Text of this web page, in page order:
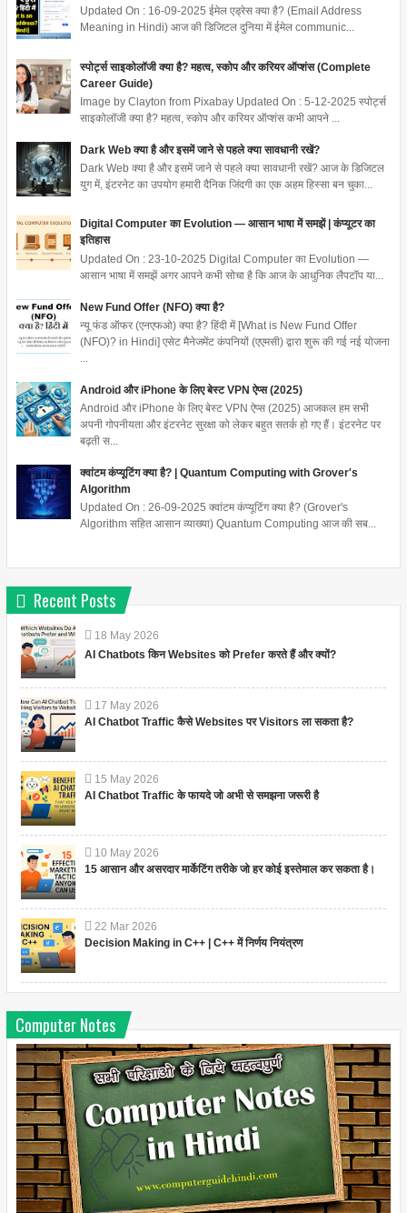
Updated On : 16-09-2025 ईमेल एड्रेस क्या है? (Email Address
Meaning in Hindi) आज की डिजिटल दुनिया में ईमेल communic...
स्पोर्ट्स साइकोलॉजी क्या है? महत्व, स्कोप और करियर ऑप्शंस (Complete
Career Guide)
Image by Clayton from Pixabay Updated On : 5-12-2025 स्पोर्ट्स
साइकोलॉजी क्या है? महत्व, स्कोप और करियर ऑप्शंस कभी आपने ...
Dark Web क्या है और इसमें जाने से पहले क्या सावधानी रखें?
Dark Web क्या है और इसमें जाने से पहले क्या सावधानी रखें? आज के डिजिटल
युग में, इंटरनेट का उपयोग हमारी दैनिक जिंदगी का एक अहम हिस्सा बन चुका...
Digital Computer का Evolution — आसान भाषा में समझें | कंप्यूटर का
इतिहास
Updated On : 23-10-2025 Digital Computer का Evolution —
आसान भाषा में समझें अगर आपने कभी सोचा है कि आज के आधुनिक लैपटॉप या...
New Fund Offer (NFO) क्या है?
न्यू फंड ऑफर (एनएफओ) क्या है? हिंदी में [What is New Fund Offer
(NFO)? in Hindi] एसेट मैनेजमेंट कंपनियों (एएमसी) द्वारा शुरू की गई नई योजना
...
Android और iPhone के लिए बेस्ट VPN ऐप्स (2025)
Android और iPhone के लिए बेस्ट VPN ऐप्स (2025) आजकल हम सभी
अपनी गोपनीयता और इंटरनेट सुरक्षा को लेकर बहुत सतर्क हो गए हैं। इंटरनेट पर
बढ़ती स...
क्वांटम कंप्यूटिंग क्या है? | Quantum Computing with Grover's
Algorithm
Updated On : 26-09-2025 क्वांटम कंप्यूटिंग क्या है? (Grover's
Algorithm सहित आसान व्याख्या) Quantum Computing आज की सब...
Recent Posts
18 May 2026
AI Chatbots किन Websites को Prefer करते हैं और क्यों?
17 May 2026
AI Chatbot Traffic कैसे Websites पर Visitors ला सकता है?
15 May 2026
AI Chatbot Traffic के फायदे जो अभी से समझना जरूरी है
10 May 2026
15 आसान और असरदार मार्केटिंग तरीके जो हर कोई इस्तेमाल कर सकता है।
22 Mar 2026
Decision Making in C++ | C++ में निर्णय नियंत्रण
Computer Notes